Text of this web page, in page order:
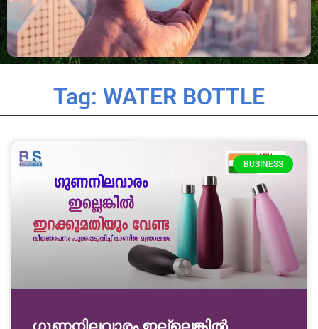
Tag: WATER BOTTLE
BUSINESS